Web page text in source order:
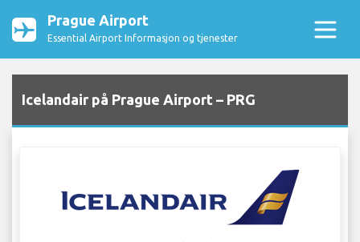
Prague Airport
Essential Airport Informasjon og tjenester
Icelandair på Prague Airport – PRG